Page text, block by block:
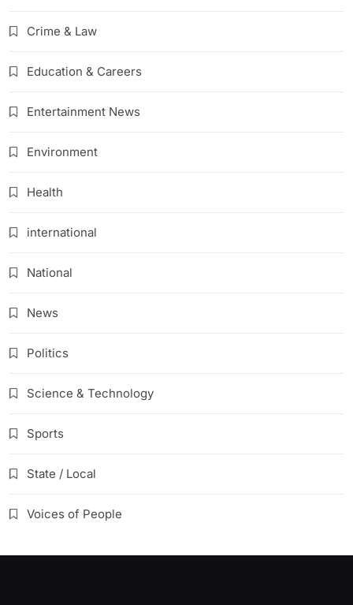
Crime & Law
Education & Careers
Entertainment News
Environment
Health
international
National
News
Politics
Science & Technology
Sports
State / Local
Voices of People